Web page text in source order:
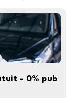
- 0% pub